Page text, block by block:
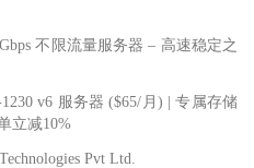
不限流量服务器 – 高速稳定之
v6 服务器 ($65/月) | 专属存储
立减10%
Pvt Ltd.